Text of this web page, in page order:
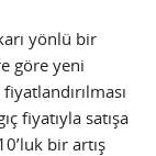
yönlü bir
göre yeni
fiyatıyla satışa
bir artış